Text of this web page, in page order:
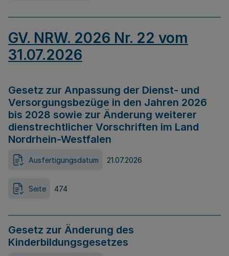
GV. NRW. 2026 Nr. 22 vom
31.07.2026
Gesetz zur Anpassung der Dienst- und
Versorgungsbezüge in den Jahren 2026
bis 2028 sowie zur Änderung weiterer
dienstrechtlicher Vorschriften im Land
Nordrhein-Westfalen
Ausfertigungsdatum 21.07.2026
Seite 474
Gesetz zur Änderung des
Kinderbildungsgesetzes